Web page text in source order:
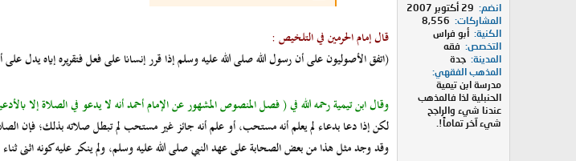
انضم
29 أكتوبر 2007
المشاركات
8,556
الكنية أبو فراس
التخصص
فقه
المدينة جدة
المذهب الفقهي
مدرسة ابن تيمية
الحنبلية لذا فالمذهب
عندنا شيء والراجح
شيء آخر تماماً!.
قال إمام الحرمين في التلخيص :
(اتفق الأصوليون على أن رسول الله صلى الله عليه وسلم إذا قرر إنسانا على فعل فتقريره إياه يدل
وقال ابن تيمية رحمه الله في ( فصل المنصوص المشهور عن الإمام أحمد أنه لا يدعو في الصلاة إلا
لكن إذا دعا بدعاء لم يعلم أنه مستحب، أو علم أنه جائز غير مستحب لم تبطل صلاته بذلك؛ فإن
وقد وجد مثل هذا من بعض الصحابة على عهد النبي صلى الله عليه وسلم، ولم ينكر عليه كونه اثنى